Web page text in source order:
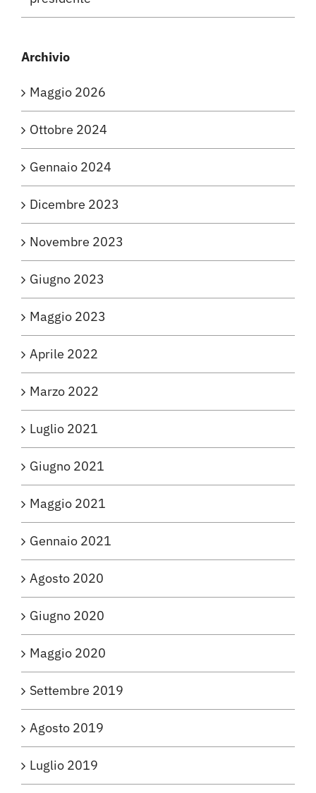
Archivio
Maggio 2026
Ottobre 2024
Gennaio 2024
Dicembre 2023
Novembre 2023
Giugno 2023
Maggio 2023
Aprile 2022
Marzo 2022
Luglio 2021
Giugno 2021
Maggio 2021
Gennaio 2021
Agosto 2020
Giugno 2020
Maggio 2020
Settembre 2019
Agosto 2019
Luglio 2019